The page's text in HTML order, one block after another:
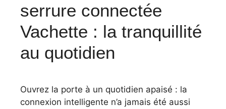
serrure connectée
Vachette : la tranquillité
au quotidien
Ouvrez la porte à un quotidien apaisé : la
connexion intelligente n’a jamais été aussi